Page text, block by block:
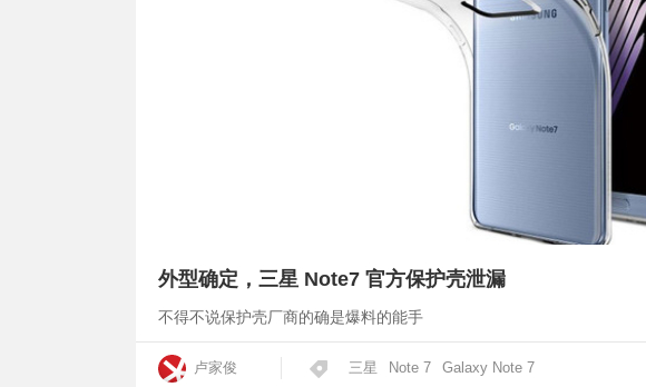
外型确定，三星 Note7 官方保护壳泄漏
不得不说保护壳厂商的确是爆料的能手
卢家俊 三星 Note 7 Galaxy Note 7